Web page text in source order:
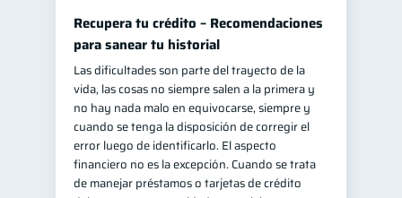
Recupera tu crédito – Recomendaciones
para sanear tu historial
Las dificultades son parte del trayecto de la
vida, las cosas no siempre salen a la primera y
no hay nada malo en equivocarse, siempre y
cuando se tenga la disposición de corregir el
error luego de identificarlo. El aspecto
financiero no es la excepción. Cuando se trata
de manejar préstamos o tarjetas de crédito